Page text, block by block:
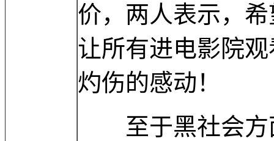
价，两人表示，
让所有进电影院
灼伤的感动！
至于黑社会方